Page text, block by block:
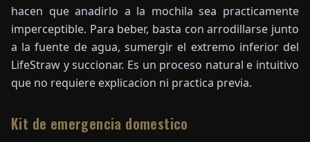
hacen que anadirlo a la mochila sea practicamente
imperceptible. Para beber, basta con arrodillarse junto
a la fuente de agua, sumergir el extremo inferior del
LifeStraw y succionar. Es un proceso natural e intuitivo
que no requiere explicacion ni practica previa.
Kit de emergencia domestico